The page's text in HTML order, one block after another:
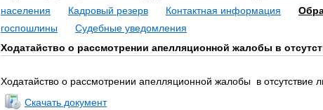
населения
Кадровый резерв Контактная информация
госпошлины
Судебные уведомления
Ходатайство о рассмотрении апелляционной жалобы в
Ходатайство о рассмотрении апелляционной жалобы в отсутствие
Скачать документ